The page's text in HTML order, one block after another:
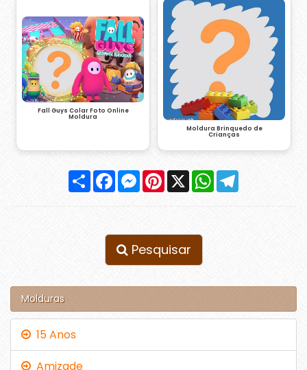
Fall Guys Colar Foto Online
Moldura
Moldura Brinquedo de
Crianças
Compartilhar
FacebookMessenger
Pinterest
X WhatsApp
Pesquisar
Molduras
15 Anos
Amizade